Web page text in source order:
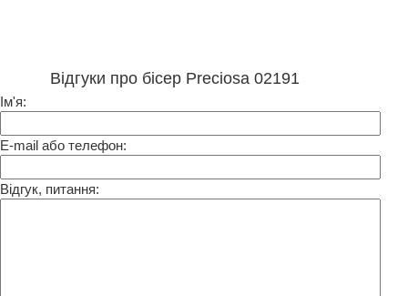
Відгуки про бісер Preciosa 02191
Ім'я:
E-mail або телефон:
Відгук, питання: